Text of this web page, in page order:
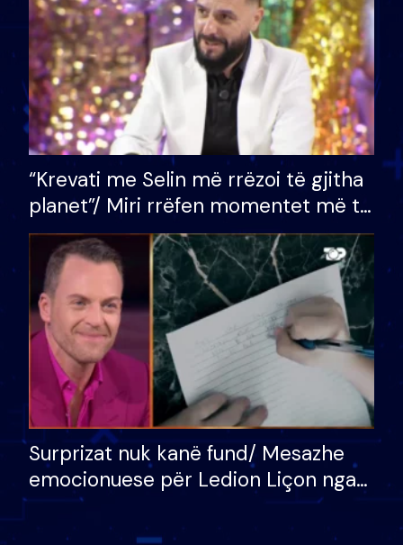
“Krevati me Selin më rrëzoi të gjitha
planet”/ Miri rrëfen momentet më të
bukura në shtëpinë e BB VIP: Do më
mungojë zilja e mëngjesit kur…
Surprizat nuk kanë fund/ Mesazhe
emocionuese për Ledion Liçon nga
nëna dhe fëmijët e tij, moderatori
nuk i mban dot lotët: Nuk meritoj…